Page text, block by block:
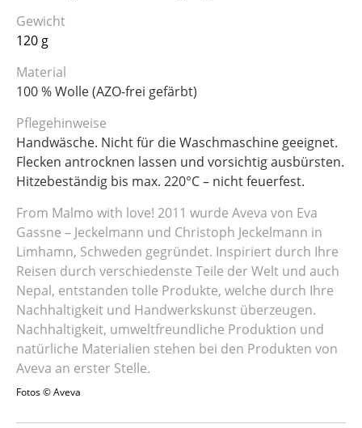
Gewicht
120 g
Material
100 % Wolle (AZO-frei gefärbt)
Pflegehinweise
Handwäsche. Nicht für die Waschmaschine geeignet.
Flecken antrocknen lassen und vorsichtig ausbürsten.
Hitzebeständig bis max. 220°C – nicht feuerfest.
From Malmo with love! 2011 wurde Aveva von Eva
Gassne – Jeckelmann und Christoph Jeckelmann in
Limhamn, Schweden gegründet. Inspiriert durch Ihre
Reisen durch verschiedenste Teile der Welt und auch
Nepal, entstanden tolle Produkte, welche durch Ihre
Nachhaltigkeit und Handwerkskunst überzeugen.
Nachhaltigkeit, umweltfreundliche Produktion und
natürliche Materialien stehen bei den Produkten von
Aveva an erster Stelle.
Fotos © Aveva